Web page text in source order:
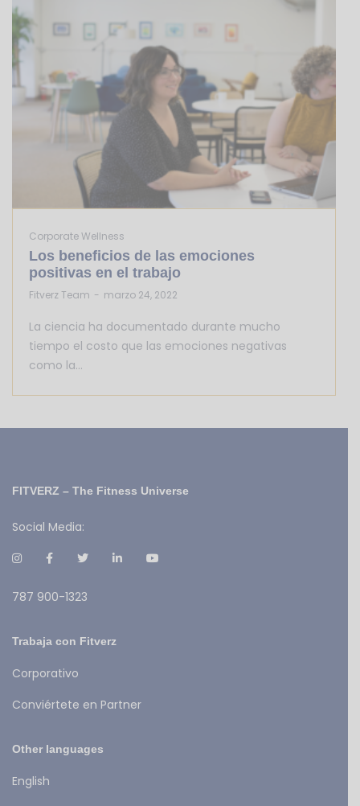
Corporate Wellness
Los beneficios de las emociones
positivas en el trabajo
by
Fitverz Team marzo 24, 2022
La ciencia ha documentado durante mucho
tiempo el costo que las emociones negativas
como la…
FITVERZ – The Fitness Universe
Social Media:
787 900-1323
Trabaja con Fitverz
Corporativo
Conviértete en Partner
Other languages
English